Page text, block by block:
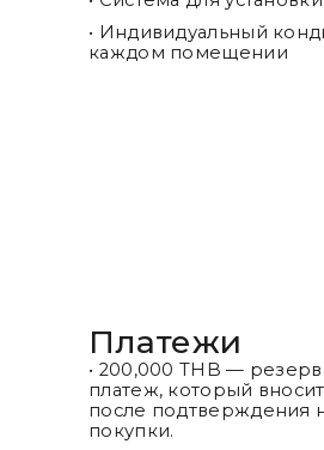
• Индивидуальный
каждом помещении
Платежи
• 200,000 THB —
платеж, который
после подтверждения
покупки.